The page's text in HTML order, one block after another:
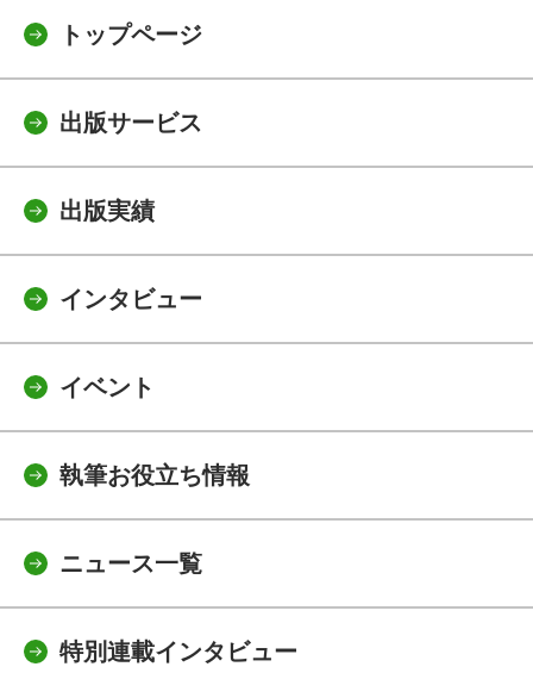
トップページ
出版サービス
出版実績
インタビュー
イベント
執筆お役立ち情報
ニュース一覧
特別連載インタビュー